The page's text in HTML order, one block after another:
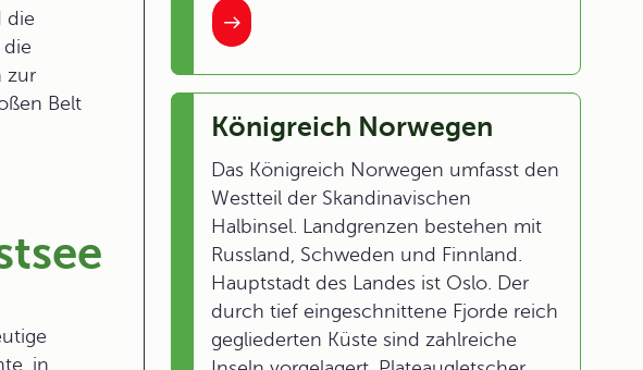
die
die
zur
Belt
in
Königreich Norwegen
Das Königreich Norwegen umfasst den
Westteil der Skandinavischen
Halbinsel. Landgrenzen bestehen mit
Russland, Schweden und Finnland.
Hauptstadt des Landes ist Oslo. Der
durch tief eingeschnittene Fjorde reich
gegliederten Küste sind zahlreiche